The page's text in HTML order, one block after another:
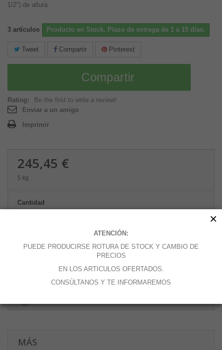
1/2") de altura.
3 artículos Producto en Stock. Plazo de entrega de 1 a 15 días.
Tweet Compartir Pinterest
Compartir
Rating:
Be the first to write a review!
Enviar a un amigo
Imprimir
245,45 €
5 kg
Cantidad
MÁS
ATENCIÓN:
PUEDE PRODUCIRSE ROTURA DE STOCK Y CAMBIO DE
PRECIOS
EN LOS ARTICULOS OFERTADOS.
CONSÚLTANOS Y TE INFORMAREMOS
×